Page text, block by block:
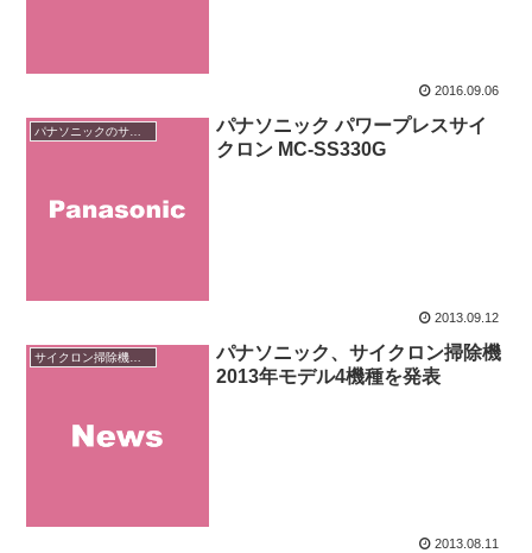
2016.09.06
パナソニックのサイクロン掃除機
パナソニック パワープレスサイ
クロン MC-SS330G
2013.09.12
サイクロン掃除機のニュース
パナソニック、サイクロン掃除機
2013年モデル4機種を発表
2013.08.11